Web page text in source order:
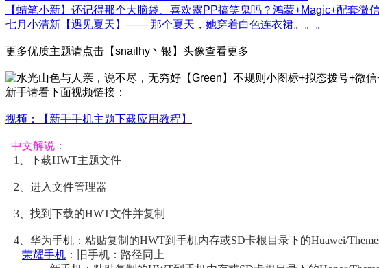
【蜡笔小新】还记得那个大脑袋、喜欢露PP搞笑鬼吗？鸿蒙+Magic+配套微
七月小清新【遇见夏天】—— 那个夏天，她穿着白色连衣裙。。。
更多优质主题请点击【snailhy丶银】头像查看更多
新手请看下面视频链接：
视频：【新手手机主题下载应用教程】
中文解说：
1、下载HWT主题文件
2、进入文件管理器
3、找到下载的HWT文件并复制
4、 华为手机：粘贴复制的HWT到手机内存或SD卡根目录下的Huawei/
荣耀手机 ：旧手机：路径同上